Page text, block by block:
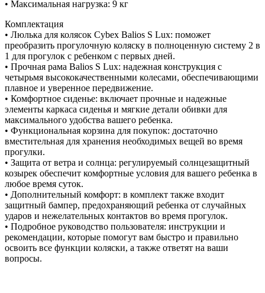
• Максимальная нагрузка: 9 кг
Комплектация
• Люлька для колясок Cybex Balios S Lux: поможет
преобразить прогулочную коляску в полноценную систему 2 в
1 для прогулок с ребенком с первых дней.
• Прочная рама Balios S Lux: надежная конструкция с
четырьмя высококачественными колесами, обеспечивающими
плавное и уверенное передвижение.
• Комфортное сиденье: включает прочные и надежные
элементы каркаса сиденья и мягкие детали обивки для
максимального удобства вашего ребенка.
• Функциональная корзина для покупок: достаточно
вместительная для хранения необходимых вещей во время
прогулки.
• Защита от ветра и солнца: регулируемый солнцезащитный
козырек обеспечит комфортные условия для вашего ребенка в
любое время суток.
• Дополнительный комфорт: в комплект также входит
защитный бампер, предохраняющий ребенка от случайных
ударов и нежелательных контактов во время прогулок.
• Подробное руководство пользователя: инструкции и
рекомендации, которые помогут вам быстро и правильно
освоить все функции коляски, а также ответят на ваши
вопросы.